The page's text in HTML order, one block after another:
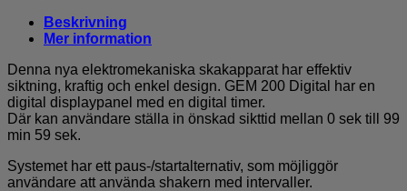
Beskrivning
Mer information
Denna nya elektromekaniska skakapparat har effektiv
siktning, kraftig och enkel design. GEM 200 Digital har en
digital displaypanel med en digital timer.
Där kan användare ställa in önskad sikttid mellan 0 sek till 99
min 59 sek.
Systemet har ett paus-/startalternativ, som möjliggör
användare att använda shakern med intervaller.